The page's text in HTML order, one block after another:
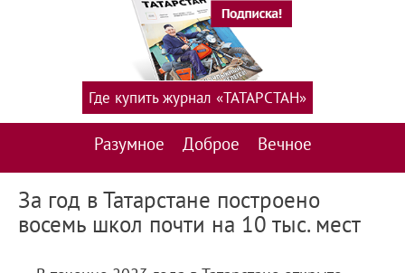
Разумное Доброе Вечное
Где купить журнал «ТАТАРСТАН»
За год в Татарстане построено
восемь школ почти на 10 тыс. мест